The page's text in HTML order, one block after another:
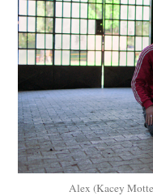
Alex (Kacey